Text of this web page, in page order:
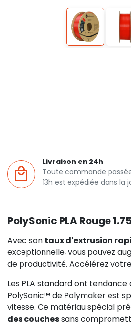
Livraison en 24h
Toute commande
13h est expédiée dans la
PolySonic PLA Rouge
Avec son taux d'extrusion
exceptionnelle, vous pouvez
de productivité. Accélérez
Les PLA standard ont tendance
PolySonic™ de Polymaker est
vitesse. Ce matériau spécial
des couchessans